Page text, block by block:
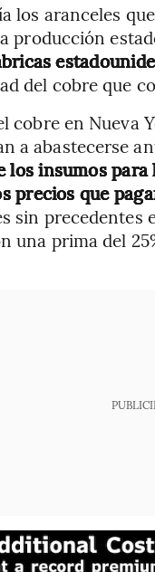
los aranceles
producción
del cobre que
cobre en Nueva
a abastecerse
los insumos
precios que
sin precedentes
una prima del